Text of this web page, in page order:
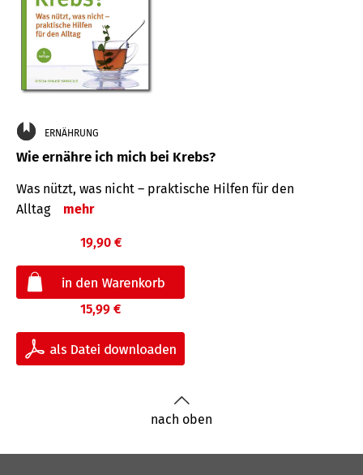
ERNÄHRUNG
Wie ernähre ich mich bei Krebs?
Was nützt, was nicht – praktische Hilfen für den
Alltag
mehr
19,90 €
15,99 €
nach oben